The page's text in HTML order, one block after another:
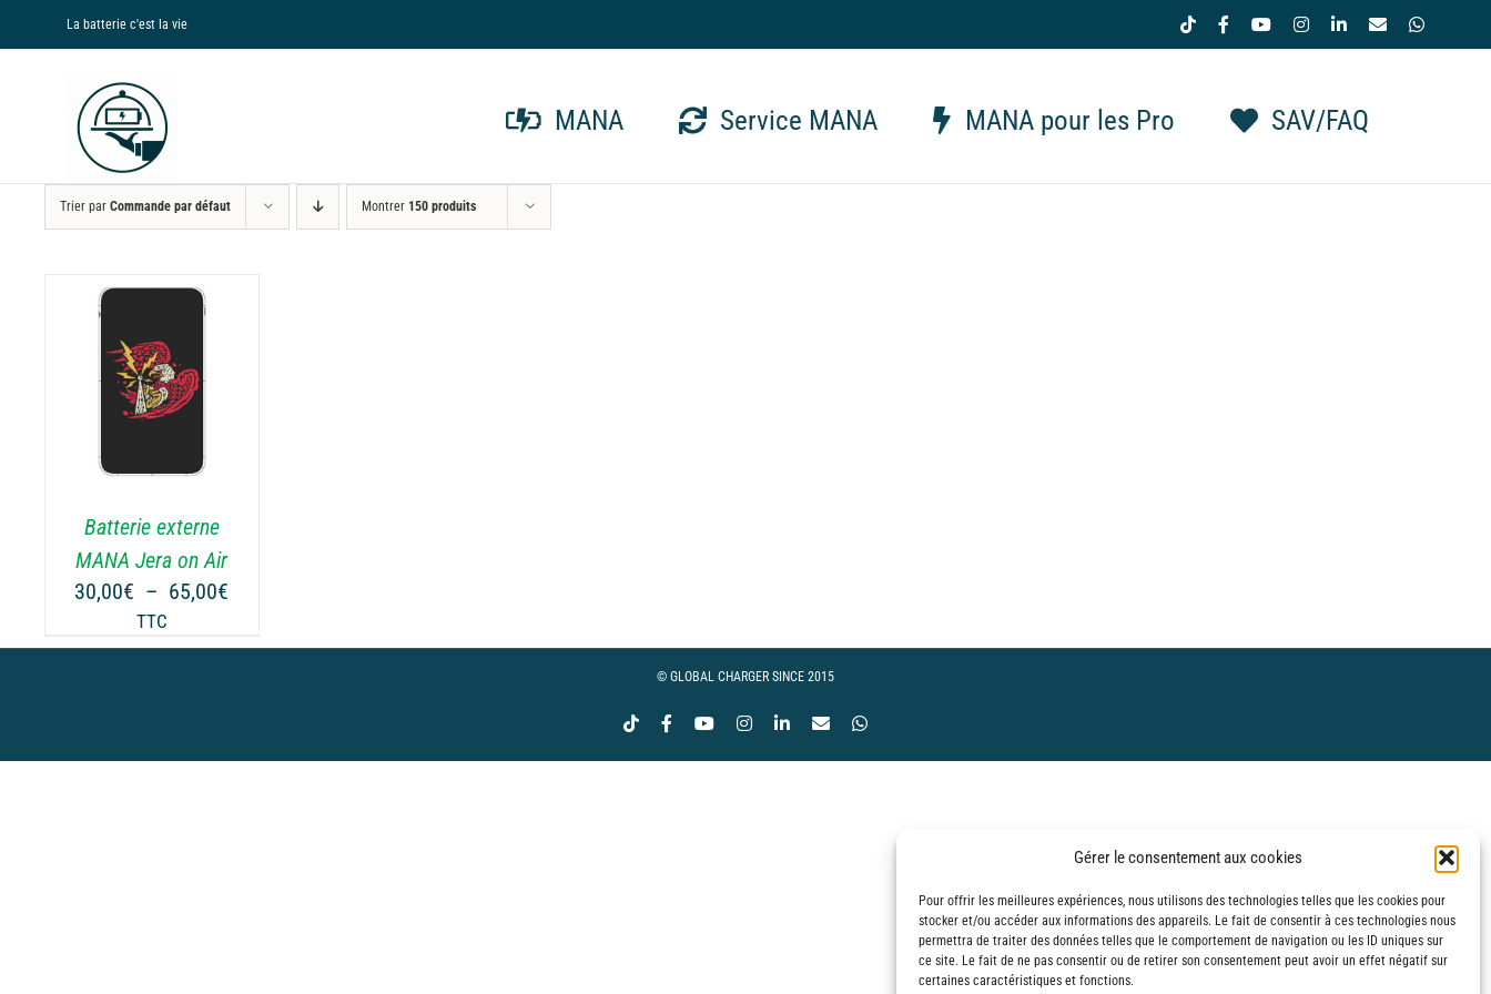
Gérer le consentement aux cookies
Pour offrir les meilleures expériences, nous utilisons des technologies telles que les cookies pour
stocker et/ou accéder aux informations des appareils. Le fait de consentir à ces technologies nous
permettra de traiter des données telles que le comportement de navigation ou les ID uniques sur
ce site. Le fait de ne pas consentir ou de retirer son consentement peut avoir un effet négatif sur
certaines caractéristiques et fonctions.
au
La batterie c'est la vie Tiktok FacebookYouTubeInstagramLinkedIn
Email
MANA Service MANA MANA pour les Pro SAV/FAQ
Trier par Commande par défaut Montrer 150 produits
Batterie externe
MANA Jera on Air
30,00€ – 65,00€
prix :
TTC
© GLOBAL CHARGER SINCE 2015
Tiktok FacebookYouTubeInstagramLinkedIn
EmailWhatsApp